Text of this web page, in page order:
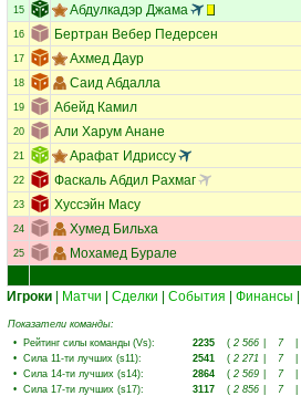
15 Абдулкадэр Джама
16 Бертран Вебер Педерсен
17 Ахмед Даур
18 Саид Абдалла
19 Абейд Камил
20 Али Харум Анане
21 Арафат Идриссу
22 Фаскаль Абдил Рахмаг
23 Хуссэйн Масу
24 Хумед Бильха
25 Мохамед Бурале
Игроки Матчи Сделки События Финансы
Показатели команды:
• Рейтинг силы команды (Vs): 2235 ( 2 566 7
• Сила 11-ти лучших (s11): 2541 ( 2 271 7
• Сила 14-ти лучших (s14): 2864 ( 2 569 7
• Сила 17-ти лучших (s17): 3117 ( 2 856 7